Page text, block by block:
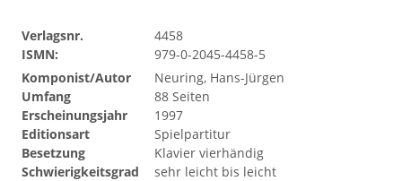
Verlagsnr.
4458
ISMN:
979-0-2045-4458-5
Komponist/Autor
Neuring, Hans-Jürgen
Umfang
88 Seiten
Erscheinungsjahr
1997
Editionsart
Spielpartitur
Besetzung
Klavier vierhändig
Schwierigkeitsgrad
sehr leicht bis leicht